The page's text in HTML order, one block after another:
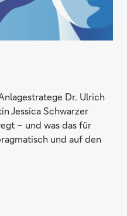
Dr. Ulrich
Jessica Schwarzer
– und was das für
und auf den